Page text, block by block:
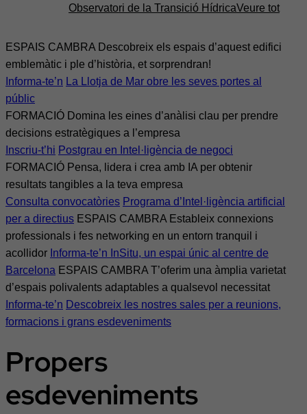
Observatori de la Transició HídricaVeure tot
ESPAIS CAMBRA Descobreix els espais d’aquest edifici
emblemàtic i ple d’història, et sorprendran!
Informa-te’n
La Llotja de Mar obre les seves portes al
públic
FORMACIÓ Domina les eines d’anàlisi clau per prendre
decisions estratègiques a l’empresa
Inscriu-t’hi Postgrau en Intel·ligència de negoci
FORMACIÓ Pensa, lidera i crea amb IA per obtenir
resultats tangibles a la teva empresa
Consulta convocatòries Programa d’Intel·ligència artificial
per a directius ESPAIS CAMBRA Estableix connexions
professionals i fes networking en un entorn tranquil i
acollidor Informa-te’n InSitu, un espai únic al centre de
Barcelona ESPAIS CAMBRA T’oferim una àmplia varietat
d’espais polivalents adaptables a qualsevol necessitat
Informa-te’n Descobreix les nostres sales per a reunions,
formacions i grans esdeveniments
Propers
esdeveniments